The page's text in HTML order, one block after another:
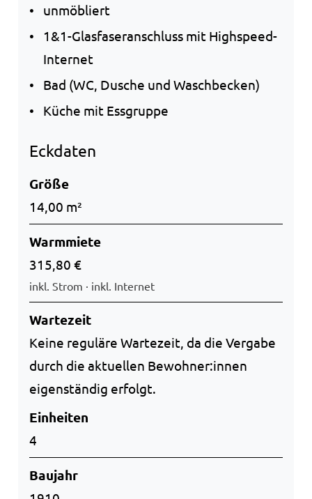
unmöbliert
1&1-Glasfaseranschluss mit Highspeed-
Internet
Bad (WC, Dusche und Waschbecken)
Küche mit Essgruppe
Eckdaten
Größe
14,00 m²
Warmmiete
315,80 €
inkl. Strom · inkl. Internet
Wartezeit
Keine reguläre Wartezeit, da die Vergabe
durch die aktuellen Bewohner:innen
eigenständig erfolgt.
Einheiten
4
Baujahr